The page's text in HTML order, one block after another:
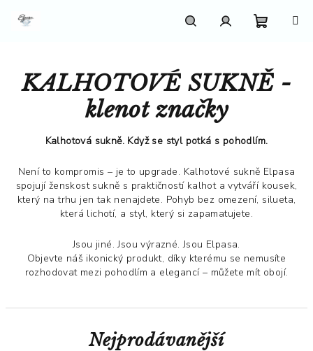
košík
KALHOTOVÉ SUKNĚ -
klenot značky
Kalhotová sukně. Když se styl potká s pohodlím.
Není to kompromis – je to upgrade. Kalhotové sukně Elpasa
spojují ženskost sukně s praktičností kalhot a vytváří kousek,
který na trhu jen tak nenajdete. Pohyb bez omezení, silueta,
která lichotí, a styl, který si zapamatujete.
Jsou jiné. Jsou výrazné. Jsou Elpasa.
Objevte náš ikonický produkt, díky kterému se nemusíte
rozhodovat mezi pohodlím a elegancí – můžete mít obojí.
Nejprodávanější